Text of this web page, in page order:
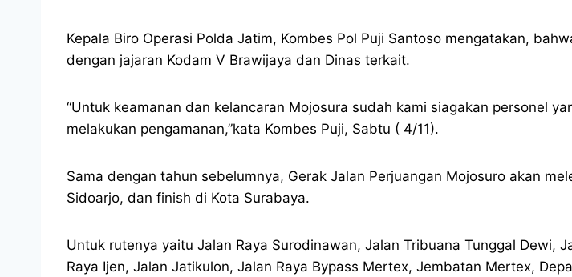
Kepala Biro Operasi Polda Jatim, Kombes Pol Puji Santoso mengatakan,
dengan jajaran Kodam V Brawijaya dan Dinas terkait.
“Untuk keamanan dan kelancaran Mojosura sudah kami siagakan personel
melakukan pengamanan,”kata Kombes Puji, Sabtu ( 4/11).
Sama dengan tahun sebelumnya, Gerak Jalan Perjuangan Mojosuro akan
Sidoarjo, dan finish di Kota Surabaya.
Untuk rutenya yaitu Jalan Raya Surodinawan, Jalan Tribuana Tunggal Dewi,
Raya Ijen, Jalan Jatikulon, Jalan Raya Bypass Mertex, Jembatan Mertex,